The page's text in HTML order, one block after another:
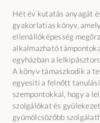
Hét év kutatás anyagát
gyakorlatias könyv,
ellenállóképesség
alkalmazható
egyházban a
A könyv támaszkodik a
egyesíti a felnőtt
szempontokkal, hogy a
szolgálókat és
gyümölcsözőbb